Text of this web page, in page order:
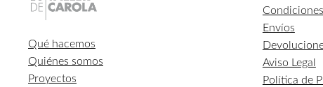
Qué hacemos
Quiénes somos
Proyectos
Envíos
Aviso Legal
Política de